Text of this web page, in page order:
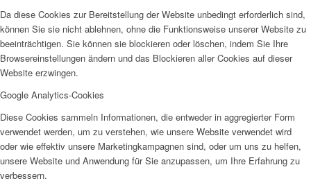
Da diese Cookies zur Bereitstellung der Website unbedingt erforderlich sind,
können Sie sie nicht ablehnen, ohne die Funktionsweise unserer Website zu
beeinträchtigen. Sie können sie blockieren oder löschen, indem Sie Ihre
Browsereinstellungen ändern und das Blockieren aller Cookies auf dieser
Website erzwingen.
Google Analytics-Cookies
Diese Cookies sammeln Informationen, die entweder in aggregierter Form
verwendet werden, um zu verstehen, wie unsere Website verwendet wird
oder wie effektiv unsere Marketingkampagnen sind, oder um uns zu helfen,
unsere Website und Anwendung für Sie anzupassen, um Ihre Erfahrung zu
verbessern.